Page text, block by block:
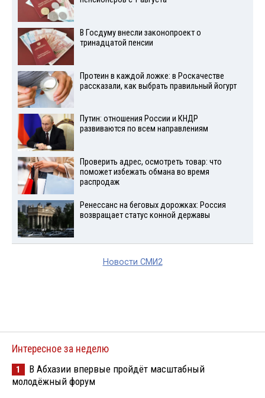
В Госдуму внесли законопроект о
тринадцатой пенсии
Протеин в каждой ложке: в Роскачестве
рассказали, как выбрать правильный йогурт
Путин: отношения России и КНДР
развиваются по всем направлениям
Проверить адрес, осмотреть товар: что
поможет избежать обмана во время
распродаж
Ренессанс на беговых дорожках: Россия
возвращает статус конной державы
Новости СМИ2
Интересное за неделю
1
В Абхазии впервые пройдёт масштабный
молодёжный форум